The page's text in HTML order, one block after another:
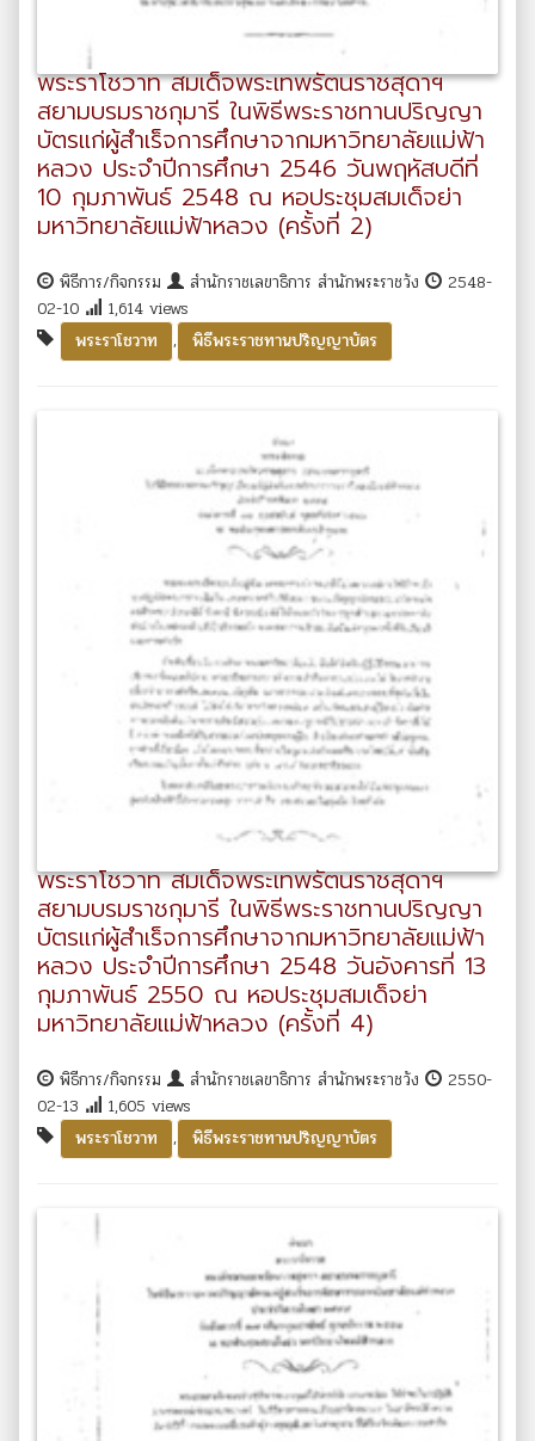
พระราโชวาท สมเด็จพระเทพรัตนราชสุดาฯ
สยามบรมราชกุมารี ในพิธีพระราชทานปริญญา
บัตรแก่ผู้สำเร็จการศึกษาจากมหาวิทยาลัยแม่ฟ้า
หลวง ประจำปีการศึกษา 2546 วันพฤหัสบดีที่
10 กุมภาพันธ์ 2548 ณ หอประชุมสมเด็จย่า
มหาวิทยาลัยแม่ฟ้าหลวง (ครั้งที่ 2)
พิธีการ/กิจกรรม สำนักราชเลขาธิการ สำนักพระราชวัง
2548-
02-10
1,614 views
พระราโชวาท
, พิธีพระราชทานปริญญาบัตร
พระราโชวาท สมเด็จพระเทพรัตนราชสุดาฯ
สยามบรมราชกุมารี ในพิธีพระราชทานปริญญา
บัตรแก่ผู้สำเร็จการศึกษาจากมหาวิทยาลัยแม่ฟ้า
หลวง ประจำปีการศึกษา 2548 วันอังคารที่ 13
กุมภาพันธ์ 2550 ณ หอประชุมสมเด็จย่า
มหาวิทยาลัยแม่ฟ้าหลวง (ครั้งที่ 4)
พิธีการ/กิจกรรม สำนักราชเลขาธิการ สำนักพระราชวัง
2550-
02-13
1,605 views
พระราโชวาท
, พิธีพระราชทานปริญญาบัตร